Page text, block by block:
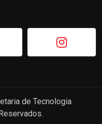
de Tecnologia